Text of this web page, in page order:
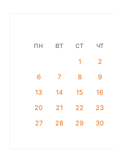
пн
вт ст чт
1 2
6
7 8 9
13
14 15 16
20
21 22 23
27
28 29 30